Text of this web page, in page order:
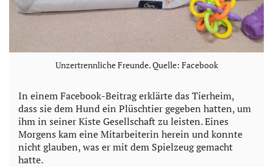
Unzertrennliche Freunde. Quelle: Facebook
In einem Facebook-Beitrag erklärte das Tierheim,
dass sie dem Hund ein Plüschtier gegeben hatten, um
ihm in seiner Kiste Gesellschaft zu leisten. Eines
Morgens kam eine Mitarbeiterin herein und konnte
nicht glauben, was er mit dem Spielzeug gemacht
hatte.